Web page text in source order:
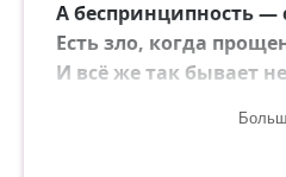
А беспринципность —
Есть зло, когда
И всё же так бывает
Пусть гневаться и